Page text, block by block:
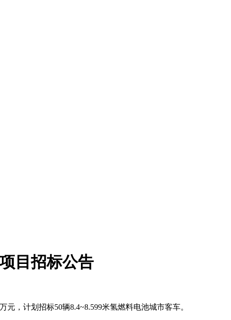
目招标公告
，计划招标50辆8.4~8.599米氢燃料电池城市客车。